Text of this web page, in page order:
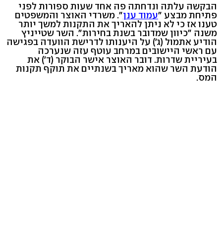
הבקשה עלתה ונדחתה פה אחד שעות ספורות לפני
פתיחת מבצע "עמוד ענן". משרדי האוצר והמשפטים
טענו אז כי לא ניתן להאריך את התקנות למשך יותר
משנה "כיוון שמדובר בשנת בחירות". השר שטייניץ
הודיע אתמול (ג') על היענותו לדרישת הוועדה בפגישה
עם ראשי היישובים במרחב עוטף עזה שנערכה
בעיריית שדרות. דובר האוצר אישר הבוקר (ד') את
הודעת השר שהוא מאריך בשנתיים את תוקף תקנות
המס.